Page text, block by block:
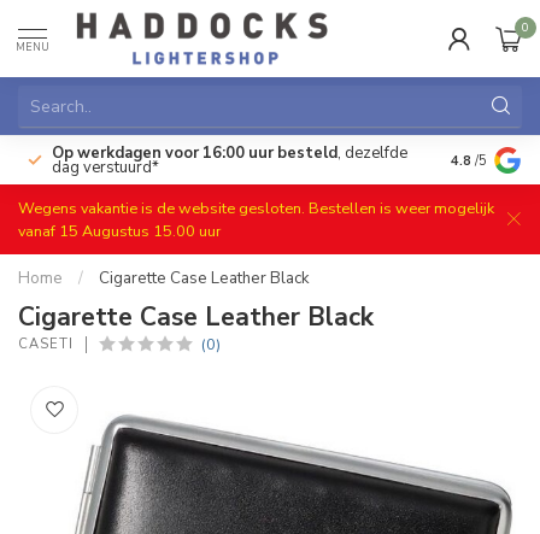
MENU
0
Op werkdagen voor 16:00 uur besteld, dezelfde
dag verstuurd* Gratis
4.8 /5
Wegens vakantie is de website gesloten. Bestellen is weer mogelijk
vanaf 15 Augustus 15.00 uur
Home / Cigarette Case Leather Black
Cigarette Case Leather Black
CASETI (0)